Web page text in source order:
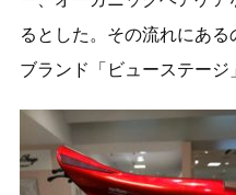
るとした。その流れにあ
ブランド「ビューステージ